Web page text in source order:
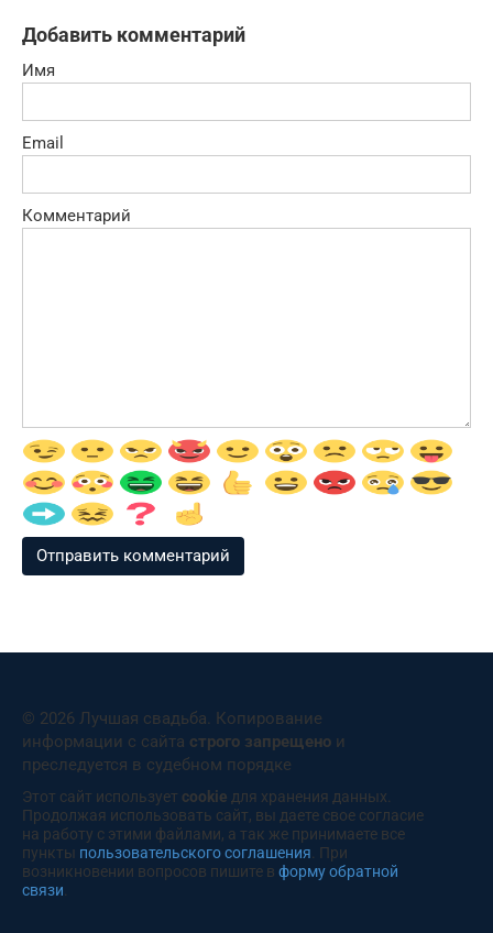
Добавить комментарий
Имя
Email
Комментарий
© 2026 Лучшая свадьба. Копирование
информации с сайта строго запрещено и
преследуется в судебном порядке
Этот сайт использует cookie для хранения данных.
Продолжая использовать сайт, вы даете свое согласие
на работу с этими файлами, а так же принимаете все
пункты пользовательского соглашения . При
возникновении вопросов пишите в форму обратной
связи